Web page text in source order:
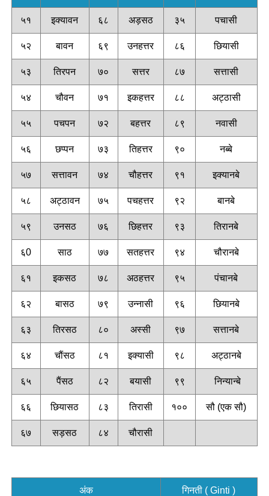
५१ इक्यावन ६८ अड़सठ ३५ पचासी
५२ बावन ६९ उनहत्तर ८६ छियासी
५३ तिरपन ७० सत्तर ८७ सत्तासी
५४ चौवन ७१ इकहत्तर ८८ अट्ठासी
५५ पचपन ७२ बहत्तर ८९ नवासी
५६ छप्पन ७३ तिहत्तर ९० नब्बे
५७ सत्तावन ७४ चौहत्तर ९१ इक्यानबे
५८ अट्ठावन ७५ पचहत्तर ९२ बानबे
५९ उनसठ ७६ छिहत्तर ९३ तिरानबे
६0 साठ ७७ सतहत्तर ९४ चौरानबे
६१ इकसठ ७८ अठहत्तर ९५ पंचानबे
६२ बासठ ७९ उन्नासी ९६ छियानबे
६३ तिरसठ ८० अस्सी ९७ सत्तानबे
६४ चौंसठ ८१ इक्यासी ९८ अट्ठानबे
६५ पैंसठ ८२ बयासी ९९ निन्यान्बे
६६ छियासठ ८३ तिरासी १०० सौ (एक सौ)
६७ सड़सठ ८४ चौरासी
अंक गिनती ( Ginti )